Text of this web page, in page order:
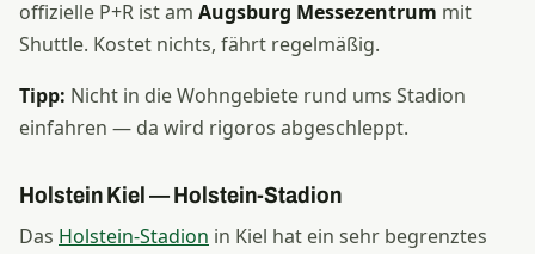
offizielle P+R ist am Augsburg Messezentrum mit
Shuttle. Kostet nichts, fährt regelmäßig.
Tipp: Nicht in die Wohngebiete rund ums Stadion
einfahren — da wird rigoros abgeschleppt.
Holstein Kiel — Holstein-Stadion
Das Holstein-Stadion in Kiel hat ein sehr begrenztes